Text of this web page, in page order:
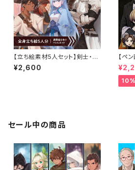
【立ち絵素材5人セット】剣士・騎
士・戦士・盗賊・弓師・男女のキャ
ラクターイラスト・ファンタジー・
¥2,600
【ペ
リー
執事
（表
セール中の商品